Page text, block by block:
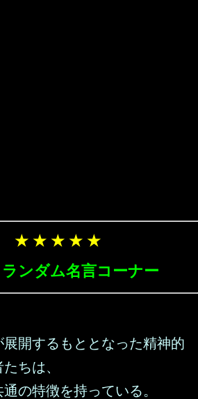
★ ★ ★ ★ ★
ンダム名言コーナー
展開するもととなった精神的
ちは、
の特徴を持っている。